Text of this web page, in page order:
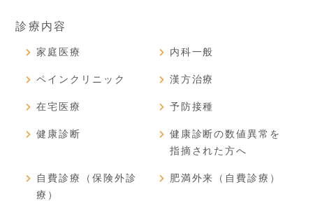
診療内容
家庭医療 内科一般
ペインクリニック 漢方治療
在宅医療 予防接種
健康診断
健康診断の数値異常を
指摘された方へ
自費診療（保険外診
療）
肥満外来（自費診療）